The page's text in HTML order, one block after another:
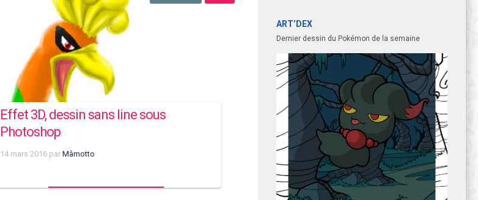
Effet 3D, dessin sans line sous
Photoshop
14 mars 2016 par Mâmotto
ART’DEX
Dernier dessin du Pokémon de la semaine